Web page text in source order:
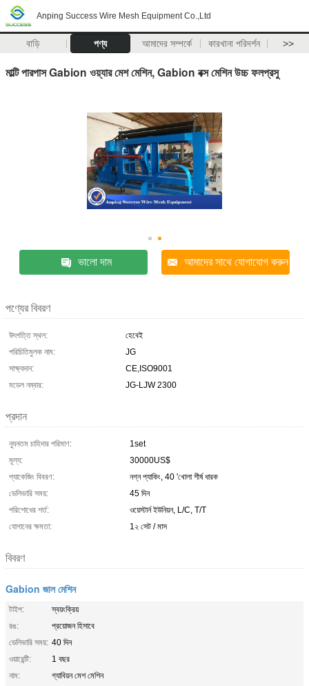
Anping Success Wire Mesh Equipment Co.,Ltd
বাড়ি পণ্য আমাদের সম্পর্কে কারখানা পরিদর্শন >>
মাল্টি পারপাস Gabion ওয়্যার মেশ মেশিন, Gabion বক্স মেশিন উচ্চ ফলপ্রসু
ভালো দাম আমাদের সাথে যোগাযোগ করুন
পণ্যের বিবরণ
উৎপত্তি স্থল:
হেবেই
পরিচিতিমুলক নাম:
JG
সাক্ষ্যদান:
CE,ISO9001
মডেল নম্বার:
JG-LJW 2300
প্রদান
ন্যূনতম চাহিদার পরিমাণ:
1set
মূল্য:
30000US$
প্যাকেজিং বিবরণ:
নগ্ন প্যাকিং, 40 'খোলা শীর্ষ ধারক
ডেলিভারি সময়:
45 দিন
পরিশোধের শর্ত:
ওয়েস্টার্ন ইউনিয়ন, L/C, T/T
যোগানের ক্ষমতা:
1২ সেট / মাস
বিবরণ
Gabion জাল মেশিন
টাইপ:
স্বয়ংক্রিয়
রঙ:
প্রয়োজন হিসাবে
ডেলিভারি সময়: 40 দিন
ওয়ারেন্টি:
1 বছর
নাম:
গ্যাবিয়ন মেশ মেশিন